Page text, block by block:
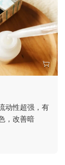
动性超强，有
，改善暗